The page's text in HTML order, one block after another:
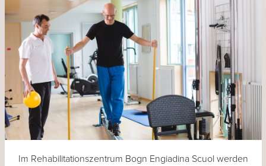
Im Rehabilitationszentrum Bogn Engiadina Scuol werden